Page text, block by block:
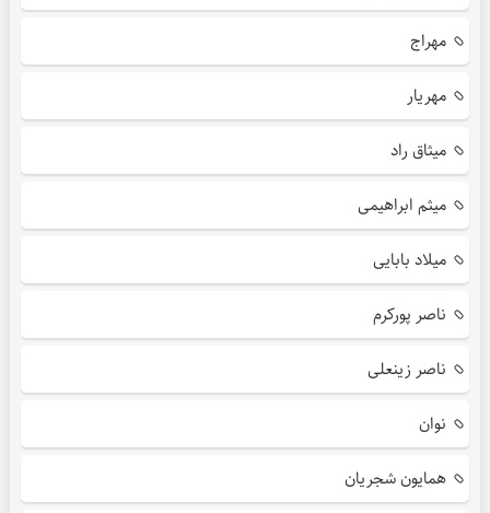
مهراج
مهریار
میثاق راد
میثم ابراهیمی
میلاد بابایی
ناصر پورکرم
ناصر زینعلی
نوان
همایون شجریان